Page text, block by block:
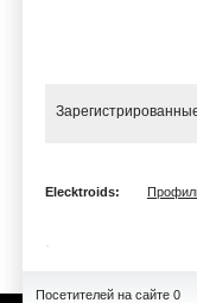
Elecktroids:
Посетителей на сайте 0